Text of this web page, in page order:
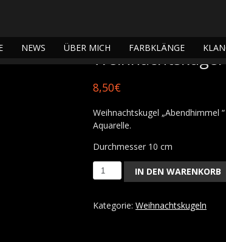
NEWS ÜBER MICH FARBKLÄNGE
8,50€
Weihnachtskugel
Aquarelle.
Durchmesser 10 cm
Weihnachtskugel
„Abendhimmel
XL
IN DEN WARENKORB
Kategorie: Weihnachtskugeln